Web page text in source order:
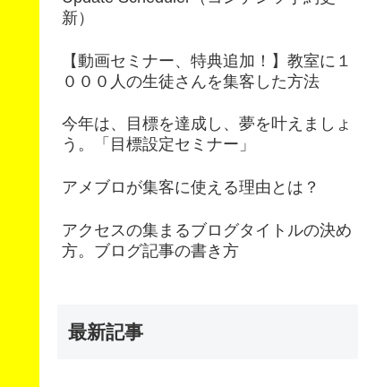
新）
【動画セミナー、特典追加！】教室に１
０００人の生徒さんを集客した方法
今年は、目標を達成し、夢を叶えましょ
う。「目標設定セミナー」
アメブロが集客に使える理由とは？
アクセスの集まるブログタイトルの決め
方。ブログ記事の書き方
最新記事